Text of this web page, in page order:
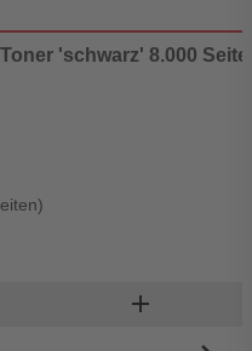
'schwarz' 8.000
Warenkorb Menge
add